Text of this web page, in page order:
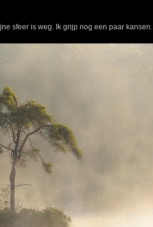
sfeer is weg. Ik grijp nog een paar kansen.